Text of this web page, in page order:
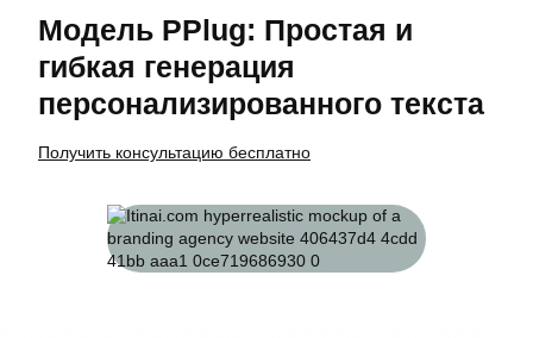
Модель PPlug: Простая и
гибкая генерация
персонализированного текста
Получить консультацию бесплатно